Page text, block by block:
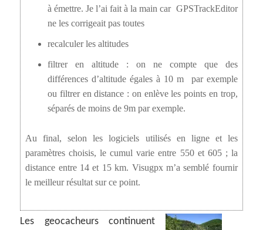
à émettre. Je l’ai fait à la main car GPSTrackEditor
ne les corrigeait pas toutes
recalculer les altitudes
filtrer en altitude : on ne compte que des
différences d’altitude égales à 10 m par exemple
ou filtrer en distance : on enlève les points en trop,
séparés de moins de 9m par exemple.
Au final, selon les logiciels utilisés en ligne et les
paramètres choisis, le cumul varie entre 550 et 605 ; la
distance entre 14 et 15 km. Visugpx m’a semblé fournir
le meilleur résultat sur ce point.
Les geocacheurs continuent